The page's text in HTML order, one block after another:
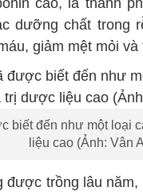
cao, là thành
dưỡng chất trong
giảm mệt mỏi
biết đến như một loại
liệu cao (Ảnh: Vân
được trồng lâu